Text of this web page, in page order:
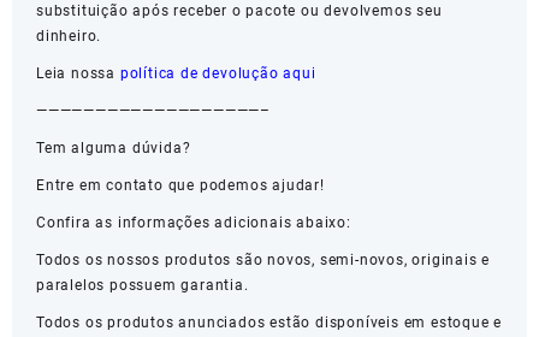
substituição após receber o pacote ou devolvemos seu
dinheiro.
Leia nossa política de devolução aqui
———————————————————–
Tem alguma dúvida?
Entre em contato que podemos ajudar!
Confira as informações adicionais abaixo:
Todos os nossos produtos são novos, semi-novos, originais e
paralelos possuem garantia.
Todos os produtos anunciados estão disponíveis em estoque e